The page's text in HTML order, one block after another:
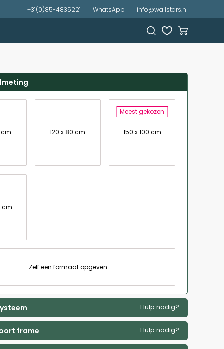
+31(0)85-4835221 WhatsApp info@wallstars.nl
cm 120 x 80 cm
Meest gekozen
150 x 100 cm
cm
Zelf een formaat opgeven
Hulp nodig?
frame Hulp nodig?